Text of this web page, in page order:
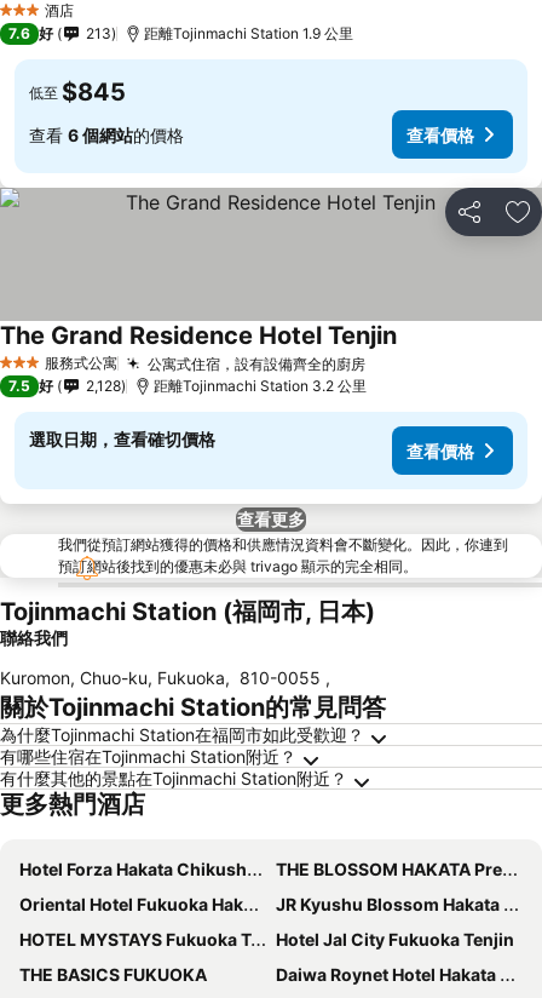
3 星級 酒店
7.6 好 213 距離Tojinmachi Station 1.9 公里
低至 $845
查看 6 個網站的價格 查看價格
分享 放
3 星級 服務式公寓 公寓式住宿，設有設備齊全的廚房
The Grand Residence Hotel Tenjin
7.5 好 2,128 距離Tojinmachi Station 3.2 公里
選取日期，查看確切價格
查看價格
查看更多
我們從預訂網站獲得的價格和供應情況資料會不斷變化。因此，你連到
預訂網站後找到的優惠未必與 trivago 顯示的完全相同。
Tojinmachi Station (福岡市, 日本)
聯絡我們
Kuromon, Chuo-ku, Fukuoka, 810-0055 ,
關於Tojinmachi Station的常見問答
為什麼Tojinmachi Station在福岡市如此受歡迎？
有哪些住宿在Tojinmachi Station附近？
有什麼其他的景點在Tojinmachi Station附近？
更多熱門酒店
Hotel Forza Hakata Chikushi-Guchi Ⅰ
THE BLOSSOM HAKATA Premier
Oriental Hotel Fukuoka Hakata Station
JR Kyushu Blossom Hakata Chuo
HOTEL MYSTAYS Fukuoka Tenjin
Hotel Jal City Fukuoka Tenjin
THE BASICS FUKUOKA
Daiwa Roynet Hotel Hakata Reisen PREMIER